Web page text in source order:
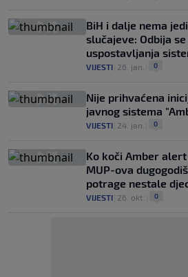
BiH i dalje nema
slučajeve: Odbija
uspostavljanja
VIJESTI 26. jan. 0
Nije prihvaćena
javnog sistema
VIJESTI 24. jan. 0
Ko koči Amber
MUP-ova
potrage nestale
VIJESTI 26. okt. 0